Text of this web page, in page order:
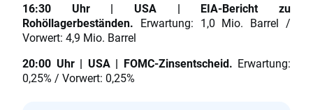
16:30 Uhr | USA | EIA-Bericht zu
Rohöllagerbeständen. Erwartung: 1,0 Mio. Barrel /
Vorwert: 4,9 Mio. Barrel
20:00 Uhr | USA | FOMC-Zinsentscheid. Erwartung:
0,25% / Vorwert: 0,25%